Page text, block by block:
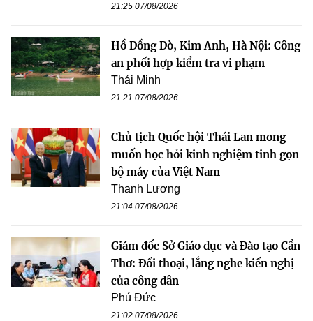
21:25 07/08/2026
Hồ Đồng Đò, Kim Anh, Hà Nội: Công
an phối hợp kiểm tra vi phạm
Thái Minh
21:21 07/08/2026
Chủ tịch Quốc hội Thái Lan mong
muốn học hỏi kinh nghiệm tinh gọn
bộ máy của Việt Nam
Thanh Lương
21:04 07/08/2026
Giám đốc Sở Giáo dục và Đào tạo Cần
Thơ: Đối thoại, lắng nghe kiến nghị
của công dân
Phú Đức
21:02 07/08/2026